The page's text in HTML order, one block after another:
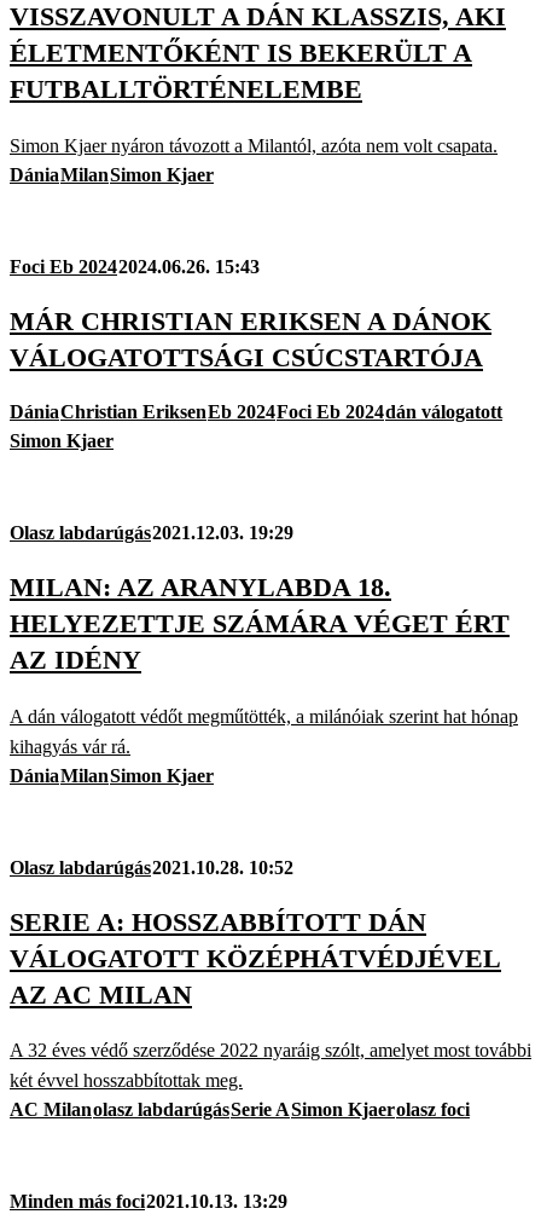
VISSZAVONULT A DÁN KLASSZIS, AKI
ÉLETMENTŐKÉNT IS BEKERÜLT A
FUTBALLTÖRTÉNELEMBE
Simon Kjaer nyáron távozott a Milantól, azóta nem volt csapata.
DániaMilanSimon Kjaer
Foci Eb 20242024.06.26. 15:43
MÁR CHRISTIAN ERIKSEN A DÁNOK
VÁLOGATOTTSÁGI CSÚCSTARTÓJA
DániaChristian EriksenEb 2024Foci Eb 2024dán válogatott
Simon Kjaer
Olasz labdarúgás2021.12.03. 19:29
MILAN: AZ ARANYLABDA 18.
HELYEZETTJE SZÁMÁRA VÉGET ÉRT
AZ IDÉNY
A dán válogatott védőt megműtötték, a milánóiak szerint hat hónap
kihagyás vár rá.
DániaMilanSimon Kjaer
Olasz labdarúgás2021.10.28. 10:52
SERIE A: HOSSZABBÍTOTT DÁN
VÁLOGATOTT KÖZÉPHÁTVÉDJÉVEL
AZ AC MILAN
A 32 éves védő szerződése 2022 nyaráig szólt, amelyet most további
két évvel hosszabbítottak meg.
AC Milanolasz labdarúgásSerie ASimon Kjaerolasz foci
Minden más foci2021.10.13. 13:29